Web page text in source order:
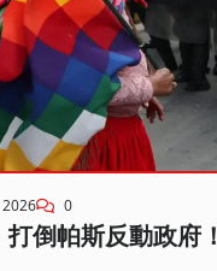
0
倒帕斯反動政府！